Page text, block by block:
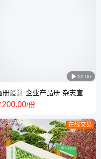
 00:06
册设计 企业产品册 杂志宣传
三折页单页封套期刊 上海柚
200.00/份
在线交易